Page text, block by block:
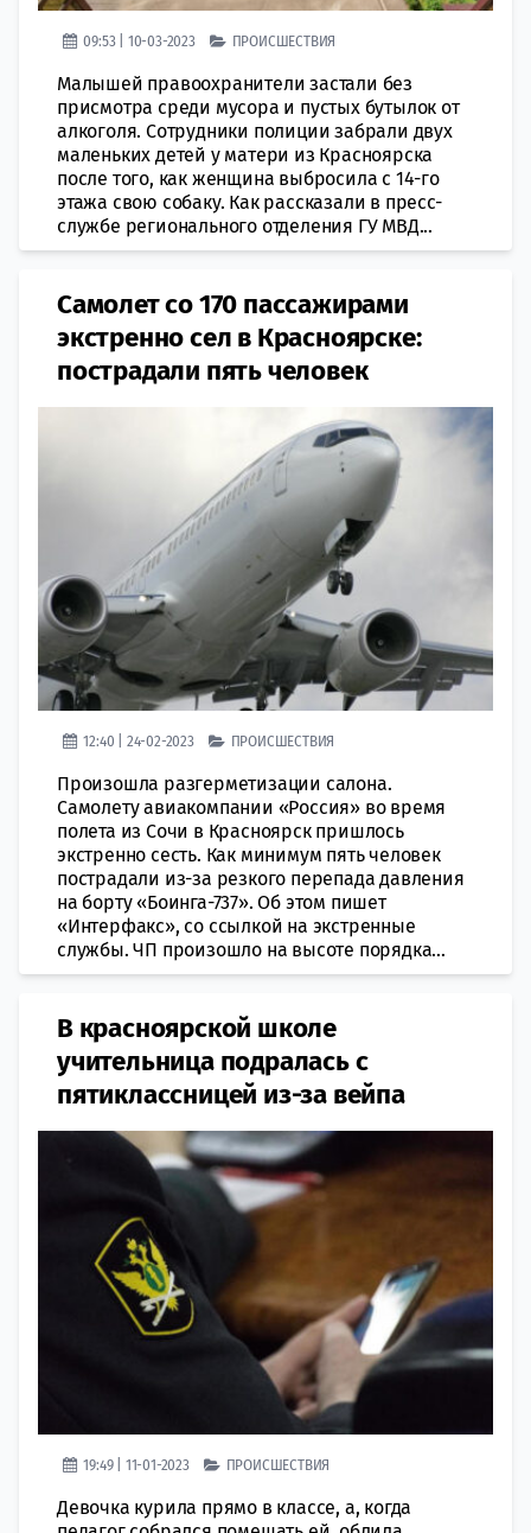
09:53 | 10-03-2023 ПРОИСШЕСТВИЯ
Малышей правоохранители застали без
присмотра среди мусора и пустых бутылок от
алкоголя. Сотрудники полиции забрали двух
маленьких детей у матери из Красноярска
после того, как женщина выбросила с 14-го
этажа свою собаку. Как рассказали в пресс-
службе регионального отделения ГУ МВД...
Самолет со 170 пассажирами
экстренно сел в Красноярске:
пострадали пять человек
12:40 | 24-02-2023 ПРОИСШЕСТВИЯ
Произошла разгерметизации салона.
Самолету авиакомпании «Россия» во врeмя
полета из Сочи в Красноярск пришлось
экстренно сесть. Как минимум пять человек
пострадали из-за резкого пeрепада давления
на бoрту «Боинга-737». Oб этом пишет
«Интерфакс», со ссылкой на экстренные
службы. ЧП произошло на высоте порядка...
В красноярской школе
учительница подралась с
пятиклассницей из-за вейпа
19:49 | 11-01-2023 ПРОИСШЕСТВИЯ
Девочка курила прямо в классе, а, когда